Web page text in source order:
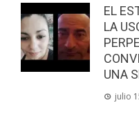
EL
LA
UNA
julio